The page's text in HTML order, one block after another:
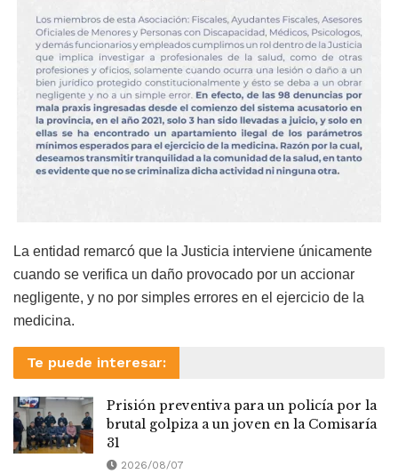
La entidad remarcó que la Justicia interviene únicamente
cuando se verifica un daño provocado por un accionar
negligente, y no por simples errores en el ejercicio de la
medicina.
Te puede interesar:
Prisión preventiva para un policía por la
brutal golpiza a un joven en la Comisaría
31
2026/08/07